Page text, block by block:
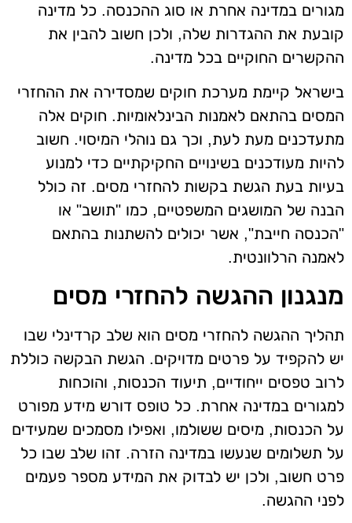
מגורים במדינה אחרת או סוג ההכנסה. כל מדינה
קובעת את ההגדרות שלה, ולכן חשוב להבין את
ההקשרים החוקיים בכל מדינה.
בישראל קיימת מערכת חוקים שמסדירה את ההחזרי
המסים בהתאם לאמנות הבינלאומיות. חוקים אלה
מתעדכנים מעת לעת, וכך גם נוהלי המיסוי. חשוב
להיות מעודכנים בשינויים החקיקתיים כדי למנוע
בעיות בעת הגשת בקשות להחזרי מסים. זה כולל
הבנה של המושגים המשפטיים, כמו "תושב" או
"הכנסה חייבת", אשר יכולים להשתנות בהתאם
לאמנה הרלוונטית.
מנגנון ההגשה להחזרי מסים
תהליך ההגשה להחזרי מסים הוא שלב קרדינלי שבו
יש להקפיד על פרטים מדויקים. הגשת הבקשה כוללת
לרוב טפסים ייחודיים, תיעוד הכנסות, והוכחות
למגורים במדינה אחרת. כל טופס דורש מידע מפורט
על הכנסות, מיסים ששולמו, ואפילו מסמכים שמעידים
על תשלומים שנעשו במדינה הזרה. זהו שלב שבו כל
פרט חשוב, ולכן יש לבדוק את המידע מספר פעמים
לפני ההגשה.